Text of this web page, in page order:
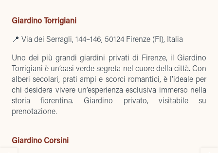
Giardino Torrigiani
📍 Via dei Serragli, 144–146, 50124 Firenze (FI), Italia
Uno dei più grandi giardini privati di Firenze, il Giardino
Torrigiani è un’oasi verde segreta nel cuore della città. Con
alberi secolari, prati ampi e scorci romantici, è l’ideale per
chi desidera vivere un’esperienza esclusiva immerso nella
storia fiorentina. Giardino privato, visitabile su
prenotazione.
Giardino Corsini